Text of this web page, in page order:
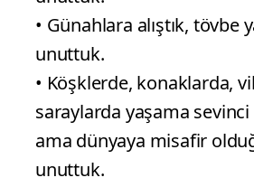
• Günahlara alıştık, tövbe
unuttuk.
• Köşklerde, konaklarda,
saraylarda yaşama sevinci
ama dünyaya misafir
unuttuk.